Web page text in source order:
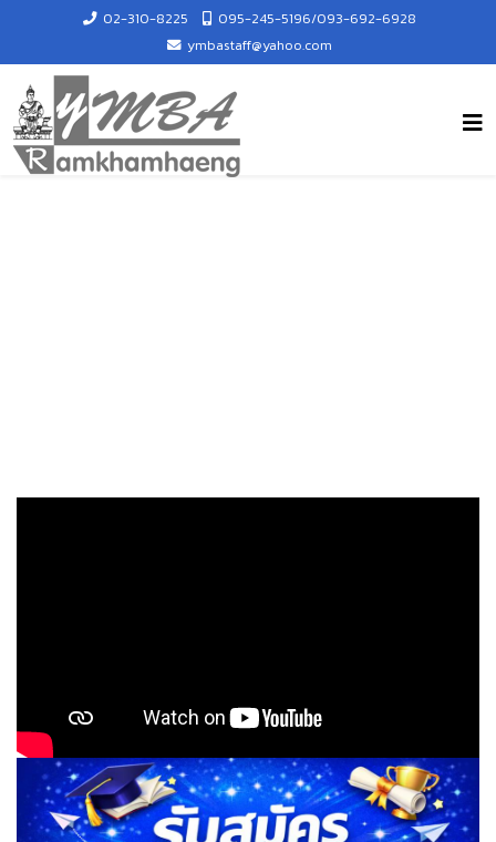
02-310-8225
095-245-5196/093-692-6928
ymbastaff@yahoo.com